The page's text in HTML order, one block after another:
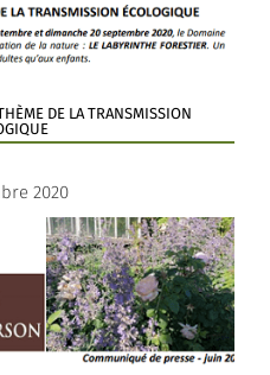
DE LA TRANSMISSION
2020